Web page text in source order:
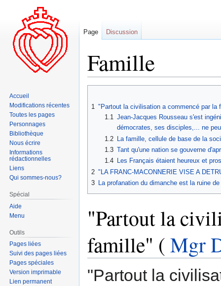
Famille
1 "Partout la civilisation a commencé par la
1.1 Jean-Jacques Rousseau s'est
démocrates, ses disciples,... ne
1.2
La famille, cellule de base de la
1.3 Tant qu'une nation se gouverne
1.4
Les Français étaient heureux et
2 "LA FRANC-MACONNERIE VISE A
3 La profanation du dimanche est la ruine
"Partout la
famille" (Mgr
"Partout la
Page Discussion
Accueil
Modifications récentes
Toutes les pages
Personnages
Bibliothèque
Nous écrire
Informations
rédactionnelles
Liens
Qui sommes-nous?
Spécial
Aide
Menu
Outils
Pages liées
Suivi des pages liées
Pages spéciales
Version imprimable
Lien permanent